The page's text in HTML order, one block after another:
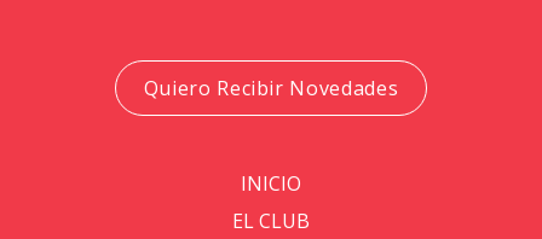
Quiero Recibir Novedades
INICIO
EL CLUB